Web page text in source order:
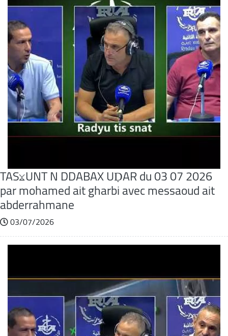
TASⴴUNT N DDABAX UḌAR du 03 07 2026
par mohamed ait gharbi avec messaoud ait
abderrahmane
03/07/2026